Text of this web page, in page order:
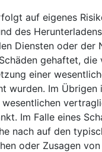
auf eigenes
des
Diensten oder
gehaftet,
einer
wurden. Im
Im Falle eines
nach auf den
oder Zusagen